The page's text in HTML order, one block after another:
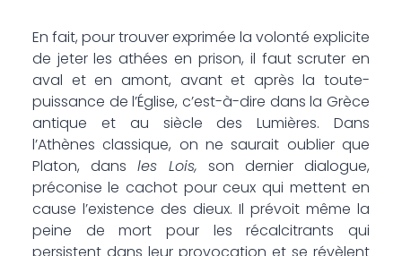
En fait, pour trouver exprimée la volonté explicite
de jeter les athées en prison, il faut scruter en
aval et en amont, avant et après la toute-
puissance de l’Église, c’est-à-dire dans la Grèce
antique et au siècle des Lumières. Dans
l’Athènes classique, on ne saurait oublier que
Platon, dans les Lois, son dernier dialogue,
préconise le cachot pour ceux qui mettent en
cause l’existence des dieux. Il prévoit même la
peine de mort pour les récalcitrants qui